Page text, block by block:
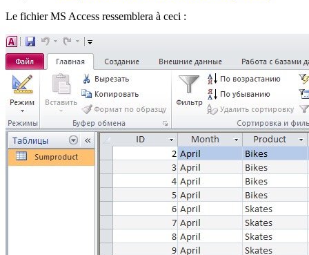
Le fichier MS Access ressemblera à ceci :